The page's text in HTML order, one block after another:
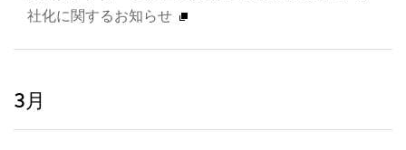
社化に関するお知らせ
3月